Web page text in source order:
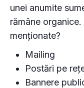
unei anumite
rămâne
menționate?
Mailing
Postări pe
Bannere